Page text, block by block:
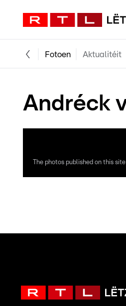
Fotoen Aktualitéit
Andréck
The photos published on this